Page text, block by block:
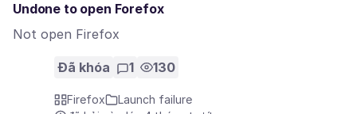
Undone to open Forefox
Not open Firefox
Đã khóa 1 130
Firefox
Launch failure